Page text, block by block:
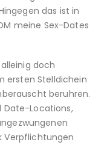
das ist in
meine Sex-Dates
doch
ersten Stelldichein
beruhren.
Date-Locations,
Verpflichtungen